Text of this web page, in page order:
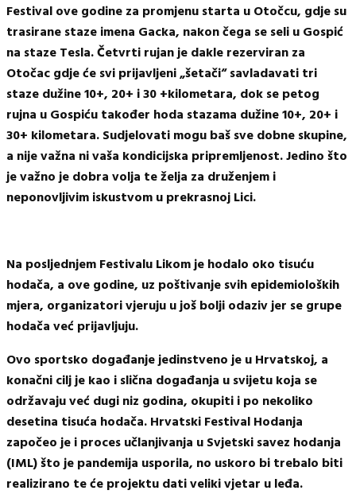
Festival ove godine za promjenu starta u Otočcu, gdje su
trasirane staze imena Gacka, nakon čega se seli u Gospić
na staze Tesla. Četvrti rujan je dakle rezerviran za
Otočac gdje će svi prijavljeni „šetači“ savladavati tri
staze dužine10+, 20+ i 30 +kilometara, dok se petog
rujna u Gospiću također hoda stazama dužine10+, 20+ i
30+ kilometara. Sudjelovati mogu baš sve dobne skupine,
a nije važna ni vaša kondicijska pripremljenost. Jedino što
je važno je dobra volja te želja za druženjem i
neponovljivim iskustvom u prekrasnoj Lici.
Na posljednjem Festivalu Likom je hodalo oko tisuću
hodača, a ove godine, uz poštivanje svih epidemioloških
mjera, organizatori vjeruju u još bolji odaziv jer se grupe
hodača već prijavljuju.
Ovo sportsko događanje jedinstveno je u Hrvatskoj, a
konačni cilj je kao i slična događanja u svijetu koja se
održavaju već dugi niz godina, okupiti i po nekoliko
desetina tisuća hodača. Hrvatski Festival Hodanja
započeo je i proces učlanjivanja uSvjetski savez hodanja
(IML) što je pandemija usporila, no uskoro bi trebalo biti
realizirano te će projektu dati veliki vjetar u leđa.